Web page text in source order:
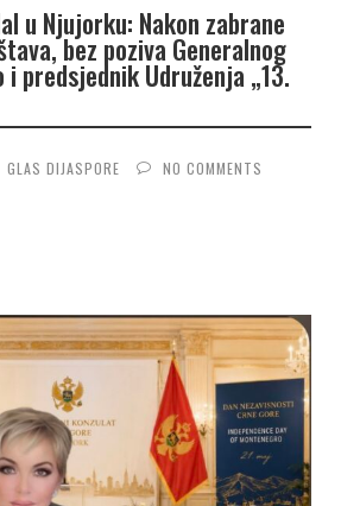
u Njujorku: Nakon zabrane
bez poziva Generalnog
predsjednik Udruženja „13.
GLAS DIJASPORE NO COMMENTS